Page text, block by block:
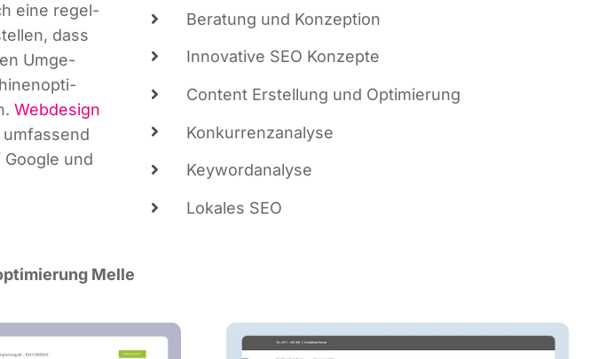
eine regel­
dass
Umge­
Web­de­sign
und
Bera­tung und Konzeption
Inno­va­ti­ve SEO Konzepte
Con­tent Erstel­lung und Optimierung
Kon­kur­renz­ana­ly­se
Key­word­ana­ly­se
Loka­les SEO
Melle